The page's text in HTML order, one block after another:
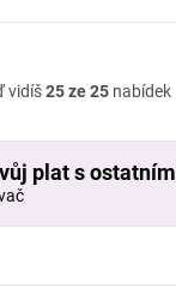
vidíš25 ze 25 nabídek
plat s